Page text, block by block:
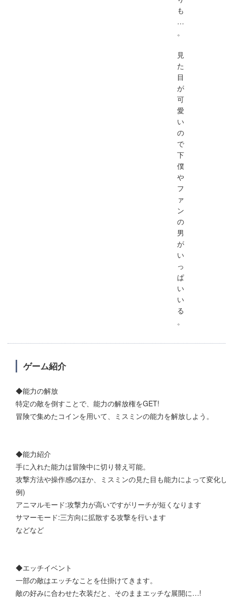
も
…
。
見
た
目
が
可
愛
い
の
で
下
僕
や
フ
ァ
ン
の
男
が
い
っ
ぱ
い
い
る
。
ゲーム紹介
◆能力の解放
特定の敵を倒すことで、能力の解放権をGET!
冒険で集めたコインを用いて、ミスミンの能力を解放しよう。
◆能力紹介
手に入れた能力は冒険中に切り替え可能。
攻撃方法や操作感のほか、ミスミンの見た目も能力によって変化
例)
アニマルモード:攻撃力が高いですがリーチが短くなります
サマーモード:三方向に拡散する攻撃を行います
などなど
◆エッチイベント
一部の敵はエッチなことを仕掛けてきます。
敵の好みに合わせた衣装だと、そのままエッチな展開に…!